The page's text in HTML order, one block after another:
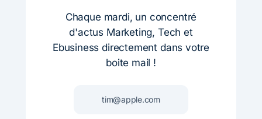
Chaque mardi, un concentré
d'actus Marketing, Tech et
Ebusiness directement dans votre
boite mail !